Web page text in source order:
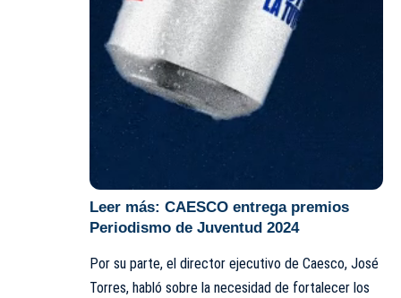
Leer más: CAESCO entrega premios
Periodismo de Juventud 2024
Por su parte, el director ejecutivo de Caesco, José
Torres, habló sobre la necesidad de fortalecer los